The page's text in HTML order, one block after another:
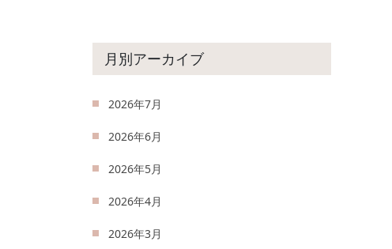
月別アーカイブ
2026年7月
2026年6月
2026年5月
2026年4月
2026年3月